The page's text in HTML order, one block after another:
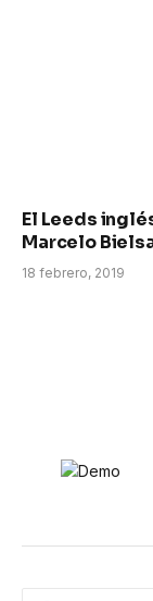
El Leeds
Marcelo
18 febrero, 2019